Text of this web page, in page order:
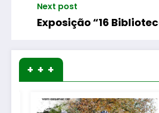
Next post
Exposição “16
+ + +